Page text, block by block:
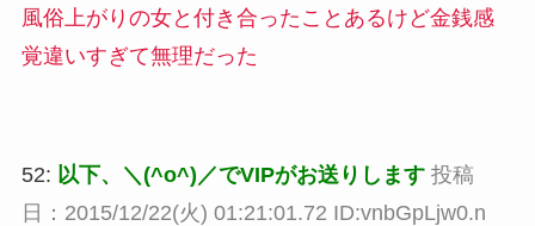
風俗上がりの女と付き合ったことあるけど金銭感
覚違いすぎて無理だった
52: 以下、＼(^o^)／でVIPがお送りします 投稿
日：2015/12/22(火) 01:21:01.72 ID:vnbGpLjw0.n